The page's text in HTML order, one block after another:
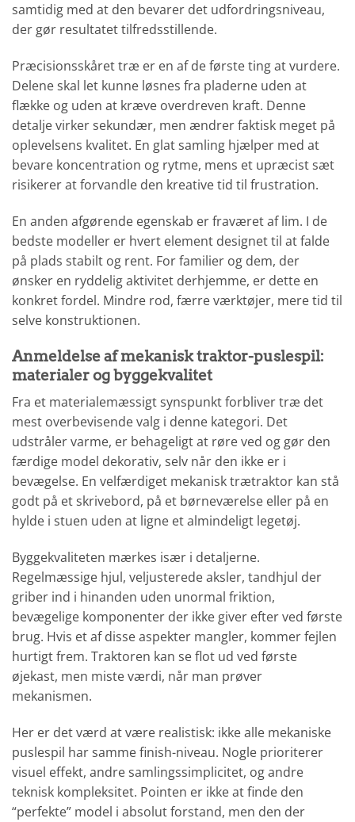
samtidig med at den bevarer det udfordringsniveau,
der gør resultatet tilfredsstillende.
Præcisionsskåret træ er en af de første ting at vurdere.
Delene skal let kunne løsnes fra pladerne uden at
flække og uden at kræve overdreven kraft. Denne
detalje virker sekundær, men ændrer faktisk meget på
oplevelsens kvalitet. En glat samling hjælper med at
bevare koncentration og rytme, mens et upræcist sæt
risikerer at forvandle den kreative tid til frustration.
En anden afgørende egenskab er fraværet af lim. I de
bedste modeller er hvert element designet til at falde
på plads stabilt og rent. For familier og dem, der
ønsker en ryddelig aktivitet derhjemme, er dette en
konkret fordel. Mindre rod, færre værktøjer, mere tid til
selve konstruktionen.
Anmeldelse af mekanisk traktor-puslespil:
materialer og byggekvalitet
Fra et materialemæssigt synspunkt forbliver træ det
mest overbevisende valg i denne kategori. Det
udstråler varme, er behageligt at røre ved og gør den
færdige model dekorativ, selv når den ikke er i
bevægelse. En velfærdiget mekanisk trætraktor kan stå
godt på et skrivebord, på et børneværelse eller på en
hylde i stuen uden at ligne et almindeligt legetøj.
Byggekvaliteten mærkes især i detaljerne.
Regelmæssige hjul, veljusterede aksler, tandhjul der
griber ind i hinanden uden unormal friktion,
bevægelige komponenter der ikke giver efter ved første
brug. Hvis et af disse aspekter mangler, kommer fejlen
hurtigt frem. Traktoren kan se flot ud ved første
øjekast, men miste værdi, når man prøver
mekanismen.
Her er det værd at være realistisk: ikke alle mekaniske
puslespil har samme finish-niveau. Nogle prioriterer
visuel effekt, andre samlingssimplicitet, og andre
teknisk kompleksitet. Pointen er ikke at finde den
“perfekte” model i absolut forstand, men den der